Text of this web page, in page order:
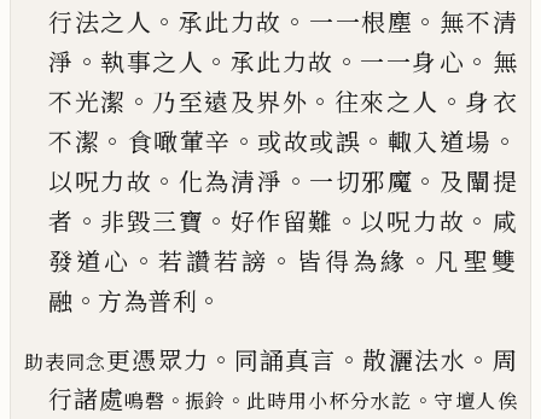
行法之人 。 承此力故 。 一一根塵 。 無不清
淨 。 執事之人 。 承此力故 。 一一身心 。 無
不光潔 。 乃至遠及界外 。 往來之人 。 身衣
不潔 。 食噉葷辛 。 或故或誤 。 輙入道場 。
以呪力故 。 化為清淨 。 一切邪魔 。 及闡提
者 。 非毀三寶 。 好作留難 。 以呪力故 。 咸
發道心 。 若讚若謗 。 皆得為緣 。 凡聖雙
融 。 方為普利 。
助表同念更憑眾力 。 同誦真言 。 散灑法水 。 周
行諸處鳴磬 。 振鈴 。 此時用小杯分水訖 。 守壇人俟